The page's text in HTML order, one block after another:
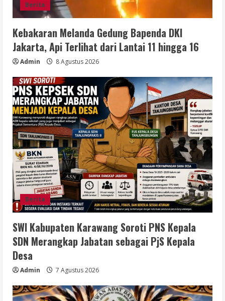
Berita
Kebakaran Melanda Gedung Bapenda DKI
Jakarta, Api Terlihat dari Lantai 11 hingga 16
Admin 8 Agustus 2026
Berita
SWI Kabupaten Karawang Soroti PNS Kepala
SDN Merangkap Jabatan sebagai PjS Kepala
Desa
Admin 7 Agustus 2026